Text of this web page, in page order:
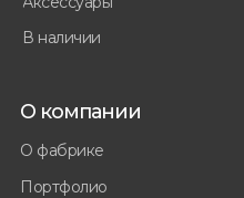
В наличии
О фабрике
Портфолио
О компании